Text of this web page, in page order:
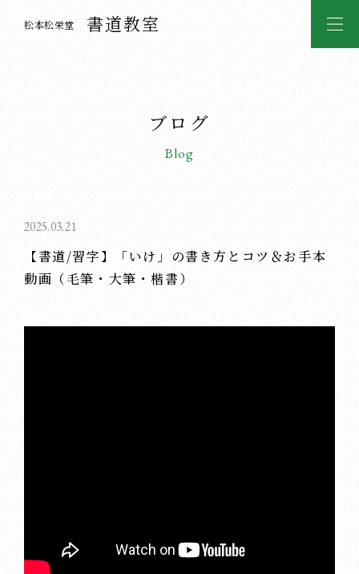
松本松栄堂 書道教室
ブログ
Blog
2025.03.21
【書道/習字】「いけ」の書き方とコツ＆お手本
動画（毛筆・大筆・楷書）